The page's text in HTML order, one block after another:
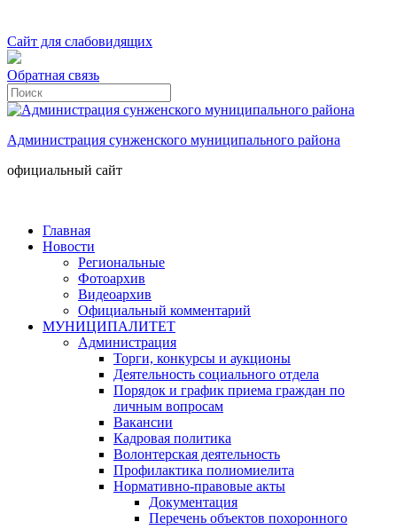
Сайт для слабовидящих
Обратная связь
Администрация сунженского муниципального района
официальный сайт
Главная
Новости
Региональные
Фотоархив
Видеоархив
Официальный комментарий
МУНИЦИПАЛИТЕТ
Администрация
Торги, конкурсы и аукционы
Деятельность социального отдела
Порядок и график приема граждан по
личным вопросам
Вакансии
Кадровая политика
Волонтерская деятельность
Профилактика полиомиелита
Нормативно-правовые акты
Документация
Перечень объектов похоронного